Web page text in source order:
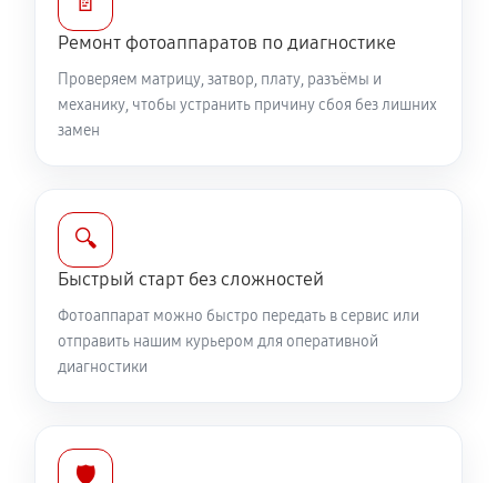
Юстировка фотоаппарата Canon EOS M10
1530 руб 60 минут
Комплексная чистка фотоаппарата Canon EOS M10
Ремонт фотоаппаратов по диагностике
Проверяем матрицу, затвор, плату, разъёмы и
механику, чтобы устранить причину сбоя без лишних
замен
🔍
Быстрый старт без сложностей
Фотоаппарат можно быстро передать в сервис или
отправить нашим курьером для оперативной
диагностики
🛡️